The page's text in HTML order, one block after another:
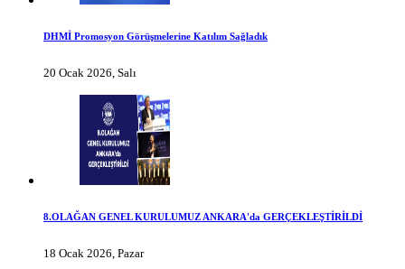
DHMİ Promosyon Görüşmelerine Katılım Sağladık
20 Ocak 2026, Salı
8.OLAĞAN GENEL KURULUMUZ ANKARA'da GERÇEKLEŞTİRİLDİ
18 Ocak 2026, Pazar